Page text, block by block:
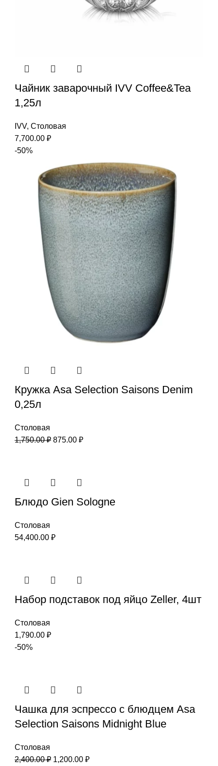
Чайник заварочный IVV Coffee&Tea
1,25л
IVV, Столовая
7,700.00 ₽
-50%
Кружка Asa Selection Saisons Denim
0,25л
Столовая
1,750.00₽ 875.00 ₽
Блюдо Gien Sologne
Столовая
54,400.00 ₽
Набор подставок под яйцо Zeller, 4шт
Столовая
1,790.00 ₽
-50%
Чашка для эспрессо с блюдцем Asa
Selection Saisons Midnight Blue
Столовая
2,400.00₽ 1,200.00 ₽